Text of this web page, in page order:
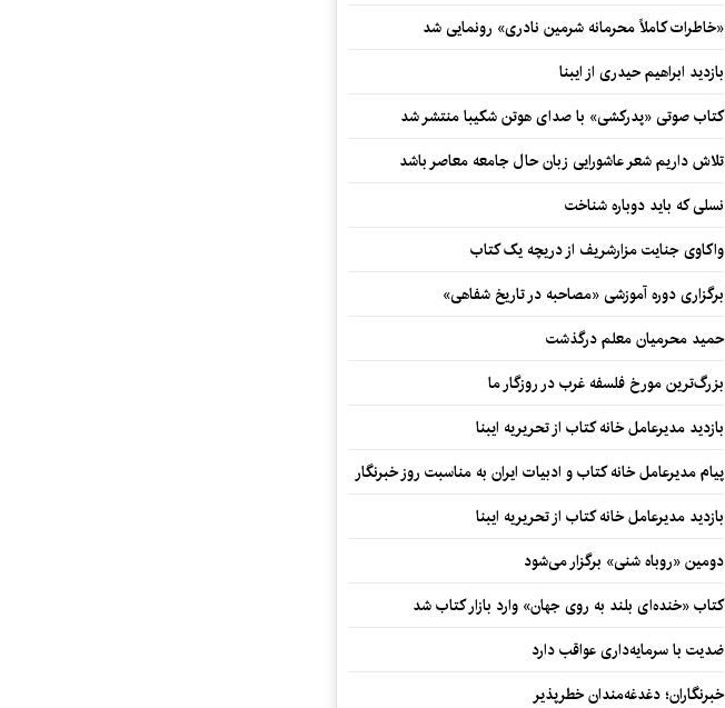
«خاطرات کاملاً محرمانه شرمین نادری» رونمایی شد
بازدید ابراهیم حیدری از ایبنا
کتاب صوتی «پدرکشی» با صدای هوتن شکیبا منتشر شد
تلاش داریم شعر عاشورایی زبان حال جامعه معاصر باشد
نسلی که باید دوباره شناخت
واکاوی جنایت مزارشریف از دریچه یک کتاب
برگزاری دوره آموزشی «مصاحبه در تاریخ شفاهی»
حمید محرمیان معلم درگذشت
بزرگ‌ترین مورخ فلسفه غرب در روزگار ما
بازدید مدیرعامل خانه کتاب از تحریریه ایبنا
پیام مدیرعامل خانه کتاب و ادبیات ایران به مناسبت روز خبرنگار
بازدید مدیرعامل خانه کتاب از تحریریه ایبنا
دومین «روباه شنی» برگزار می‌شود
کتاب «خنده‌ای بلند به روی جهان» وارد بازار کتاب شد
ضدیت با سرمایه‌داری عواقب دارد
خبرنگاران؛ دغدغه‌مندان خطرپذیر